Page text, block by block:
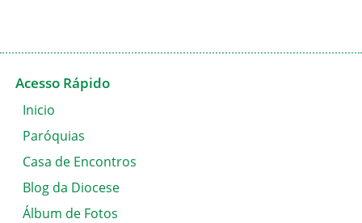
Acesso Rápido
Inicio
Paróquias
Casa de Encontros
Blog da Diocese
Álbum de Fotos